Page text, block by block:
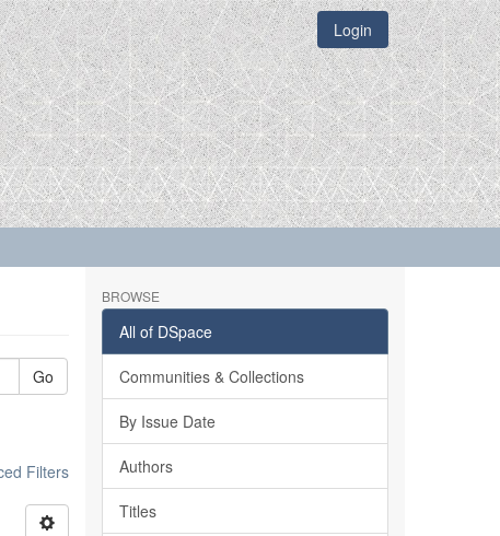
Login
Go
Filters
BROWSE
All of DSpace
Communities & Collections
By Issue Date
Authors
Titles